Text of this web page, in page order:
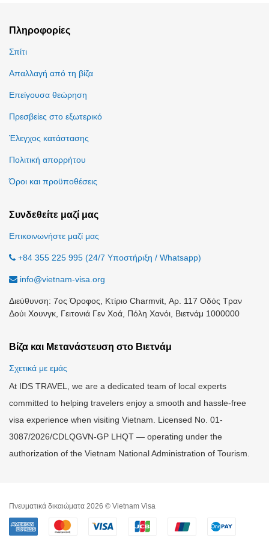
Πληροφορίες
Σπίτι
Απαλλαγή από τη βίζα
Επείγουσα θεώρηση
Πρεσβείες στο εξωτερικό
Έλεγχος κατάστασης
Πολιτική απορρήτου
Όροι και προϋποθέσεις
Συνδεθείτε μαζί μας
Επικοινωνήστε μαζί μας
+84 355 225 995 (24/7 Υποστήριξη / Whatsapp)
info@vietnam-visa.org
Διεύθυνση: 7ος Όροφος, Κτίριο Charmvit, Αρ. 117 Οδός Τραν
Δούι Χουνγκ, Γειτονιά Γεν Χοά, Πόλη Χανόι, Βιετνάμ 1000000
Βίζα και Μετανάστευση στο Βιετνάμ
Σχετικά με εμάς
At IDS TRAVEL, we are a dedicated team of local experts
committed to helping travelers enjoy a smooth and hassle-free
visa experience when visiting Vietnam. Licensed No. 01-
3087/2026/CDLQGVN-GP LHQT — operating under the
authorization of the Vietnam National Administration of Tourism.
Πνευματικά δικαιώματα 2026 © Vietnam Visa